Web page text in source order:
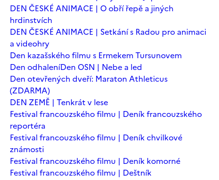
DEN ČESKÉ ANIMACE | O obří řepě a jiných
hrdinstvích
DEN ČESKÉ ANIMACE | Setkání s Radou pro animaci
a videohry
Den kazašského filmu s Ermekem Tursunovem
Den odhaleníDen OSN | Nebe a led
Den otevřených dveří: Maraton Athleticus
(ZDARMA)
DEN ZEMĚ | Tenkrát v lese
Festival francouzského filmu | Deník francouzského
reportéra
Festival francouzského filmu | Deník chvilkové
známosti
Festival francouzského filmu | Deník komorné
Festival francouzského filmu | Deštník